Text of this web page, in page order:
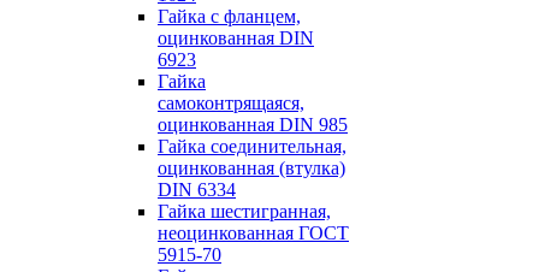
Гайка с фланцем,
оцинкованная DIN
6923
Гайка
самоконтрящаяся,
оцинкованная DIN 985
Гайка соединительная,
оцинкованная (втулка)
DIN 6334
Гайка шестигранная,
неоцинкованная ГОСТ
5915-70